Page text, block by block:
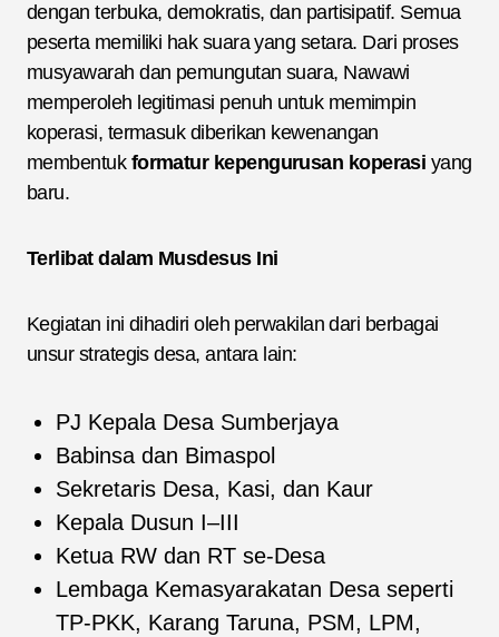
dengan terbuka, demokratis, dan partisipatif. Semua
peserta memiliki hak suara yang setara. Dari proses
musyawarah dan pemungutan suara, Nawawi
memperoleh legitimasi penuh untuk memimpin
koperasi, termasuk diberikan kewenangan
membentuk formatur kepengurusan koperasi yang
baru.
Terlibat dalam Musdesus Ini
Kegiatan ini dihadiri oleh perwakilan dari berbagai
unsur strategis desa, antara lain:
PJ Kepala Desa Sumberjaya
Babinsa dan Bimaspol
Sekretaris Desa, Kasi, dan Kaur
Kepala Dusun I–III
Ketua RW dan RT se-Desa
Lembaga Kemasyarakatan Desa seperti
TP-PKK, Karang Taruna, PSM, LPM,